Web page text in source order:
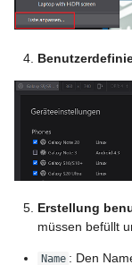
Erstellung
müssen befüllt
Name : Den